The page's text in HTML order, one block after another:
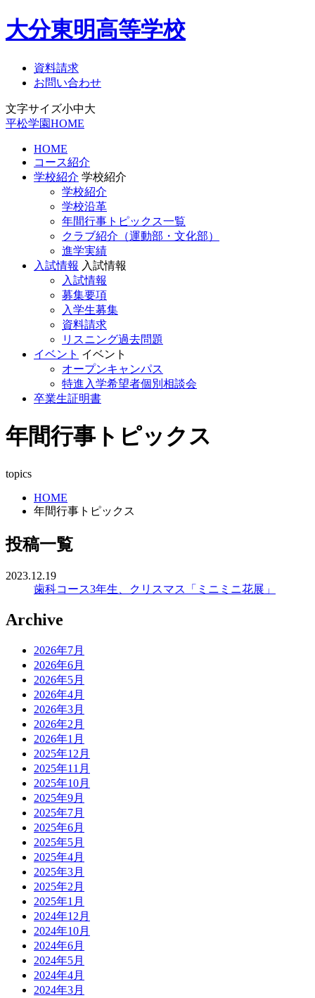
大分東明高等学校
資料請求
お問い合わせ
文字サイズ小中大
平松学園HOME
HOME
コース紹介
学校紹介 学校紹介
学校紹介
学校沿革
年間行事トピックス一覧
クラブ紹介（運動部・文化部）
進学実績
入試情報 入試情報
入試情報
募集要項
入学生募集
資料請求
リスニング過去問題
イベント イベント
オープンキャンパス
特進入学希望者個別相談会
卒業生証明書
年間行事トピックス
topics
HOME
年間行事トピックス
投稿一覧
2023.12.19
歯科コース3年生、クリスマス「ミニミニ花展」
Archive
2026年7月
2026年6月
2026年5月
2026年4月
2026年3月
2026年2月
2026年1月
2025年12月
2025年11月
2025年10月
2025年9月
2025年7月
2025年6月
2025年5月
2025年4月
2025年3月
2025年2月
2025年1月
2024年12月
2024年10月
2024年6月
2024年5月
2024年4月
2024年3月